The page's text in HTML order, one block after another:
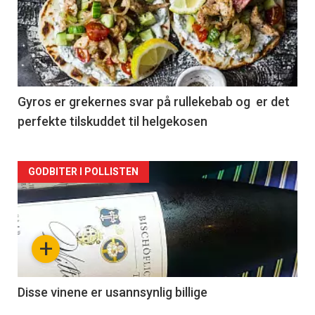
akkurat
nå
-
2
Gyros er grekernes svar på rullekebab og er det
perfekte tilskuddet til helgekosen
Forsiden
akkurat
nå
3
+
GODBITER I POLLISTEN
Disse vinene er usannsynlig billige